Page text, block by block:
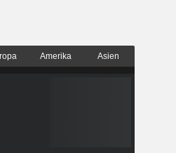
Amerika Asien